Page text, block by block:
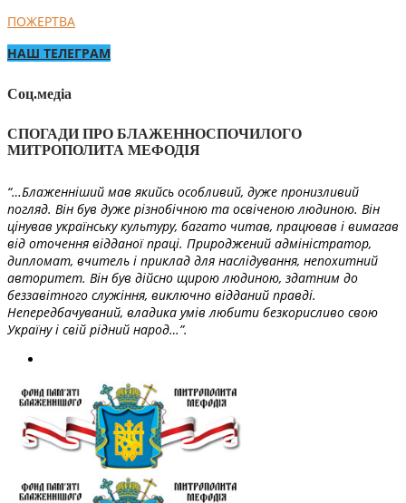
ПОЖЕРТВА
НАШ ТЕЛЕГРАМ
Соц.медіа
СПОГАДИ ПРО БЛАЖЕННОСПОЧИЛОГО
МИТРОПОЛИТА МЕФОДІЯ
“…Блаженніший мав якийсь особливий, дуже пронизливий
погляд. Він був дуже різнобічною та освіченою людиною. Він
цінував українську культуру, багато читав, працював і вимагав
від оточення відданої праці. Природжений адміністратор,
дипломат, вчитель і приклад для наслідування, непохитний
авторитет. Він був дійсно щирою людиною, здатним до
беззавітного служіння, виключно відданий правді.
Непередбачуваний, владика умів любити безкорисливо свою
Україну і свій рідний народ…”.